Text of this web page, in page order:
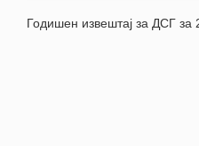
Годишен извештај за ДСГ за